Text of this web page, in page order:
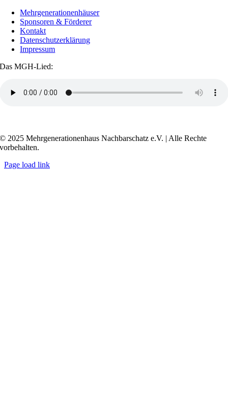
Mehrgenerationenhäuser
Sponsoren & Förderer
Kontakt
Datenschutzerklärung
Impressum
Das MGH-Lied:
© 2025 Mehrgenerationenhaus Nachbarschatz e.V. | Alle Rechte
vorbehalten.
Page load link